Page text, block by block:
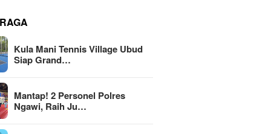
Kula Mani Tennis Village Ubud
Siap Grand…
Mantap! 2 Personel Polres
Ngawi, Raih Ju…